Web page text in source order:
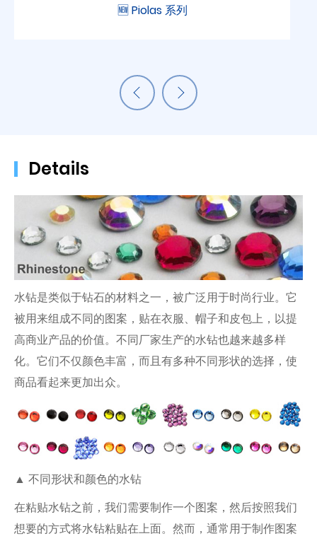
🆕 Piolas 系列
Details
水钻是类似于钻石的材料之一，被广泛用于时尚行业。它
被用来组成不同的图案，贴在衣服、帽子和皮包上，以提
高商业产品的价值。不同厂家生产的水钻也越来越多样
化。它们不仅颜色丰富，而且有多种不同形状的选择，使
商品看起来更加出众。
▲ 不同形状和颜色的水钻
在粘贴水钻之前，我们需要制作一个图案，然后按照我们
想要的方式将水钻粘贴在上面。然而，通常用于制作图案